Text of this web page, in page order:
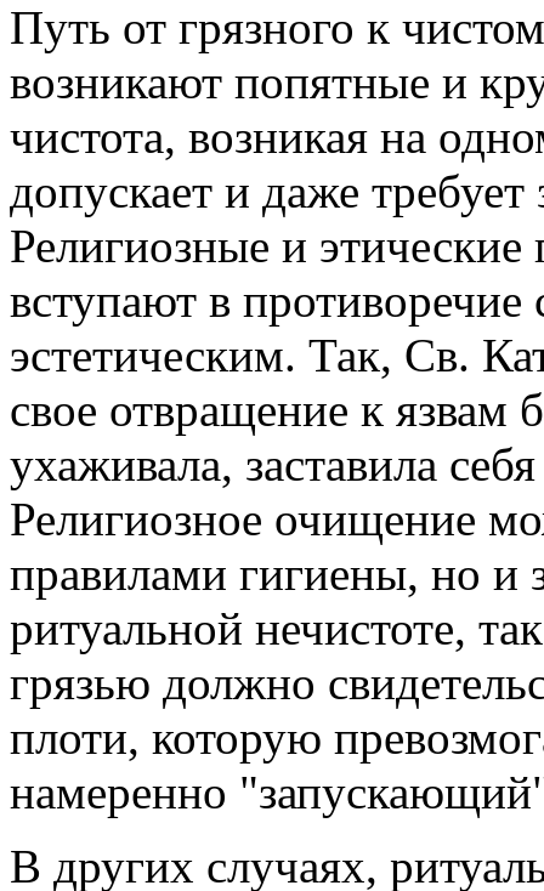
Путь от грязного к
возникают попятные и
чистота, возникая на
допускает и даже
Религиозные и этические
вступают в
эстетическим. Так, Св.
свое отвращение к язвам
ухаживала, заставила
Религиозное очищение
правилами гигиены, но и
ритуальной нечистоте,
грязью должно
плоти, которую
намеренно
В других случаях,